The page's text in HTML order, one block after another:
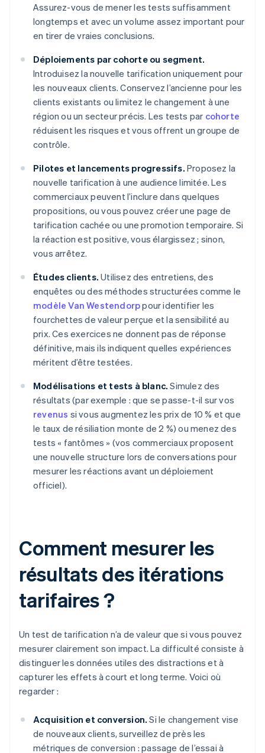
Assurez-vous de mener les tests suffisamment
longtemps et avec un volume assez important pour
en tirer de vraies conclusions.
Déploiements par cohorte ou segment.
Introduisez la nouvelle tarification uniquement pour
les nouveaux clients. Conservez l’ancienne pour les
clients existants ou limitez le changement à une
région ou un secteur précis. Les tests par cohorte
réduisent les risques et vous offrent un groupe de
contrôle.
Pilotes et lancements progressifs. Proposez la
nouvelle tarification à une audience limitée. Les
commerciaux peuvent l’inclure dans quelques
propositions, ou vous pouvez créer une page de
tarification cachée ou une promotion temporaire. Si
la réaction est positive, vous élargissez ; sinon,
vous arrêtez.
Études clients. Utilisez des entretiens, des
enquêtes ou des méthodes structurées comme le
modèle Van Westendorppour identifier les
fourchettes de valeur perçue et la sensibilité au
prix. Ces exercices ne donnent pas de réponse
définitive, mais ils indiquent quelles expériences
méritent d’être testées.
Modélisations et tests à blanc. Simulez des
résultats (par exemple : que se passe-t-il sur vos
revenus si vous augmentez les prix de 10 % et que
le taux de résiliation monte de 2 %) ou menez des
tests « fantômes » (vos commerciaux proposent
une nouvelle structure lors de conversations pour
mesurer les réactions avant un déploiement
officiel).
Comment mesurer les
résultats des itérations
tarifaires ?
Un test de tarification n’a de valeur que si vous pouvez
mesurer clairement son impact. La difficulté consiste à
distinguer les données utiles des distractions et à
capturer les effets à court et long terme. Voici où
regarder :
Acquisition et conversion. Si le changement vise
de nouveaux clients, surveillez de près les
métriques de conversion : passage de l’essai à